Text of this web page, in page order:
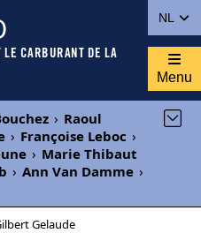
NL
LE CARBURANT DE LA
Menu
› Raoul
› Françoise Leboc ›
› Marie Thibaut
› Ann Van Damme ›
Gelaude